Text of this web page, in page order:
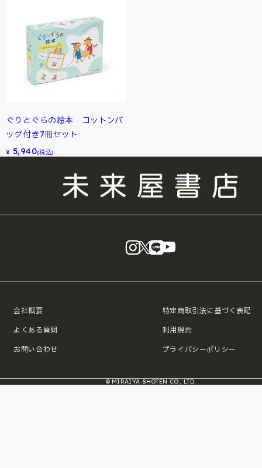
ぐりとぐらの絵本 コットンバ
ッグ付き7冊セット
¥ 5,940(税込)
instagram
X LINE
会社概要
よくある質問
お問い合わせ
特定商取引法に基づく表記
利用規約
プライバシーポリシー
© MIRAIYA SHOTEN CO., LTD.